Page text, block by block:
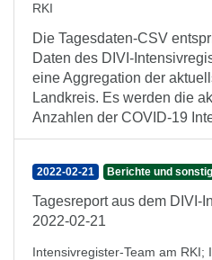
RKI
Die Tagesdaten-CSV
Daten des DIVI-
eine Aggregation der
Landkreis. Es werden die
Anzahlen der COVID-19
2022-02-21 Berichte und
Tagesreport aus dem DIVI-
2022-02-21
Intensivregister-Team am RKI;